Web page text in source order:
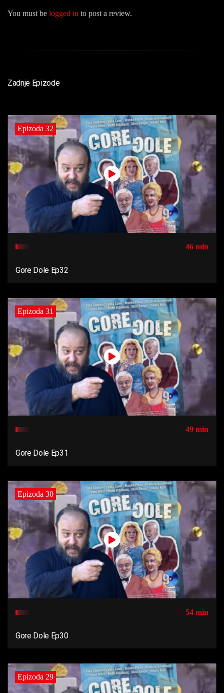
You must be logged in to post a review.
Zadnje Epizode
Epizoda 32
46 min
Gore Dole Ep32
Epizoda 31
49 min
Gore Dole Ep31
Epizoda 30
54 min
Gore Dole Ep30
Epizoda 29